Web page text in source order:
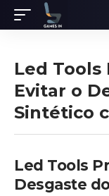
Led Tools
Evitar o
Sintético
Led Tools
Desgaste